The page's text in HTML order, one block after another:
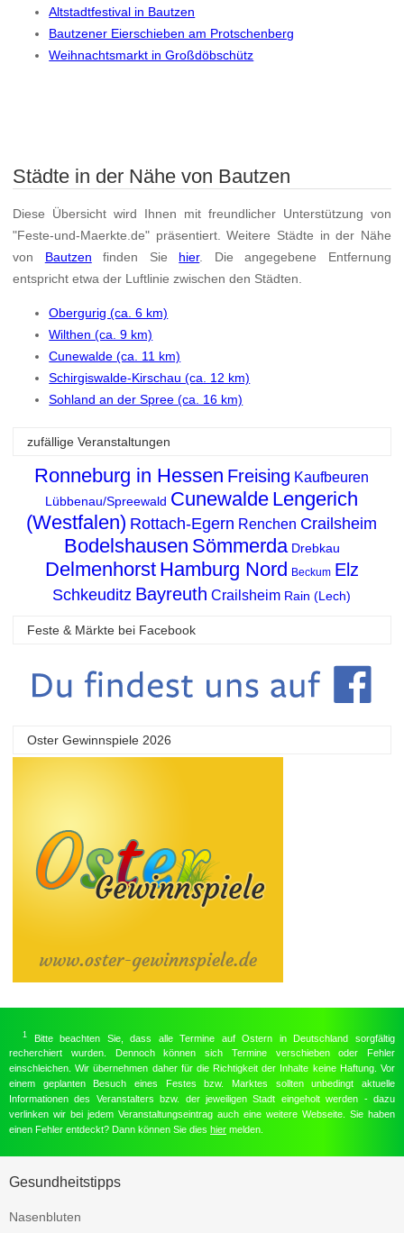
Altstadtfestival in Bautzen
Bautzener Eierschieben am Protschenberg
Weihnachtsmarkt in Großdöbschütz
Städte in der Nähe von Bautzen
Diese Übersicht wird Ihnen mit freundlicher Unterstützung von
"Feste-und-Maerkte.de" präsentiert. Weitere Städte in der Nähe
von Bautzen finden Sie hier. Die angegebene Entfernung
entspricht etwa der Luftlinie zwischen den Städten.
Obergurig (ca. 6 km)
Wilthen (ca. 9 km)
Cunewalde (ca. 11 km)
Schirgiswalde-Kirschau (ca. 12 km)
Sohland an der Spree (ca. 16 km)
zufällige Veranstaltungen
Ronneburg in Hessen Freising Kaufbeuren
Lübbenau/Spreewald Cunewalde Lengerich
(Westfalen) Rottach-Egern Renchen Crailsheim
Bodelshausen Sömmerda Drebkau
Delmenhorst Hamburg Nord Beckum Elz
Schkeuditz Bayreuth Crailsheim Rain (Lech)
Feste & Märkte bei Facebook
Oster Gewinnspiele 2026
1
Bitte beachten Sie, dass alle Termine auf Ostern in Deutschland sorgfältig
recherchiert wurden. Dennoch können sich Termine verschieben oder Fehler
einschleichen. Wir übernehmen daher für die Richtigkeit der Inhalte keine Haftung. Vor
einem geplanten Besuch eines Festes bzw. Marktes sollten unbedingt aktuelle
Informationen des Veranstalters bzw. der jeweiligen Stadt eingeholt werden - dazu
verlinken wir bei jedem Veranstaltungseintrag auch eine weitere Webseite. Sie haben
einen Fehler entdeckt? Dann können Sie dies hier melden.
Gesundheitstipps
Nasenbluten